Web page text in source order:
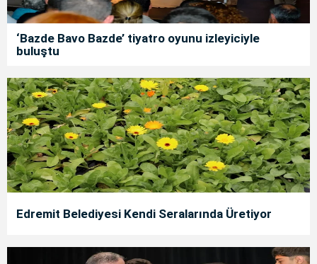
‘Bazde Bavo Bazde’ tiyatro oyunu izleyiciyle
buluştu
Edremit Belediyesi Kendi Seralarında Üretiyor